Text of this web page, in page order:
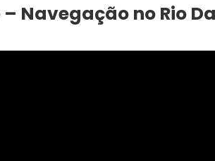
Navegação no Rio